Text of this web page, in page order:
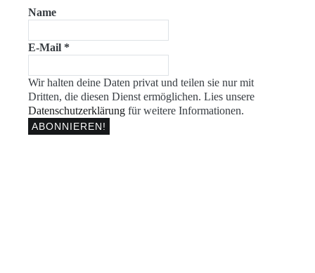
Name
E-Mail *
Wir halten deine Daten privat und teilen sie nur mit
Dritten, die diesen Dienst ermöglichen. Lies unsere
Datenschutzerklärung für weitere Informationen.